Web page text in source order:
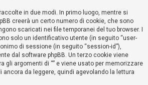
in due modi. In primo luogo, mentre si
creerà un certo numero di cookie, che sono
scaricati nei file temporanei del tuo browser. I
solo un identificativo utente (in seguito “user-
di sessione (in seguito “session-id”),
dal software phpBB. Un terzo cookie viene
gli argomenti di “” e viene usato per memorizzare
ancora da leggere, quindi agevolando la lettura